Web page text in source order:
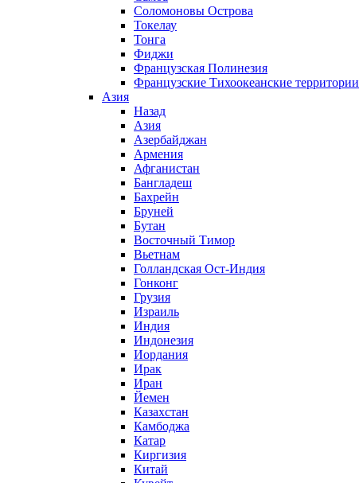
Соломоновы Острова
Токелау
Тонга
Фиджи
Французская Полинезия
Французские Тихоокеанские территории
Азия
Назад
Азия
Азербайджан
Армения
Афганистан
Бангладеш
Бахрейн
Бруней
Бутан
Восточный Тимор
Вьетнам
Голландская Ост-Индия
Гонконг
Грузия
Израиль
Индия
Индонезия
Иордания
Ирак
Иран
Йемен
Казахстан
Камбоджа
Катар
Киргизия
Китай